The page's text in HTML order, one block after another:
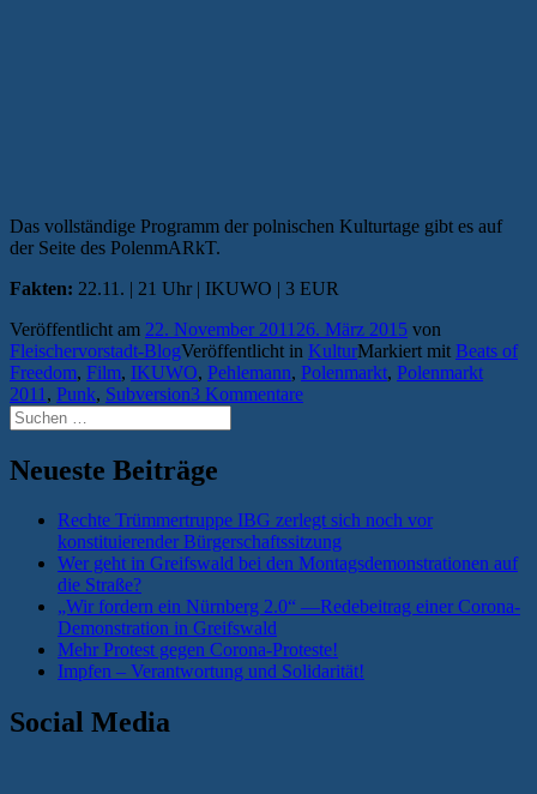
Das vollständige Programm der polnischen Kulturtage gibt es auf
der Seite des PolenmARkT.
Fakten: 22.11. | 21 Uhr | IKUWO | 3 EUR
Veröffentlicht am 22. November 2011 26. März 2015 von
Fleischervorstadt-BlogVeröffentlicht in KulturMarkiert mit Beats of
Freedom, Film, IKUWO, Pehlemann, Polenmarkt, Polenmarkt
2011 , Punk, Subversion3 Kommentare
Suchen
nach:
Neueste Beiträge
Rechte Trümmertruppe IBG zerlegt sich noch vor
konstituierender Bürgerschaftssitzung
Wer geht in Greifswald bei den Montagsdemonstrationen auf
die Straße?
„Wir fordern ein Nürnberg 2.0“ —Redebeitrag einer Corona-
Demonstration in Greifswald
Mehr Protest gegen Corona-Proteste!
Impfen – Verantwortung und Solidarität!
Social Media